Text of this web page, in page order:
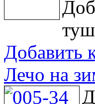
Добавить
Лечо на